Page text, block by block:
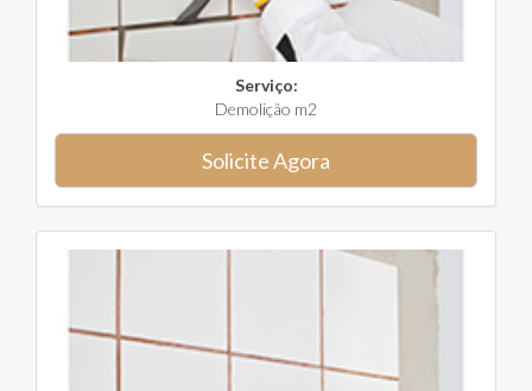
Serviço:
Demolição m2
Solicite Agora